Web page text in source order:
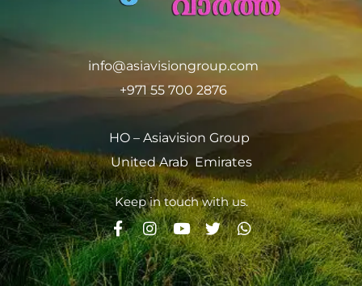
info@asiavisiongroup.com
+971 55 700 2876
HO – Asiavision Group
United Arab Emirates
Keep in touch with us.